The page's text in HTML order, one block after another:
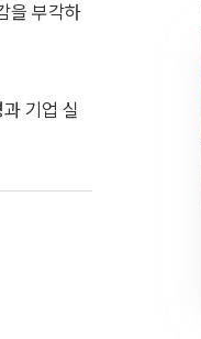
을 부각하
기업 실